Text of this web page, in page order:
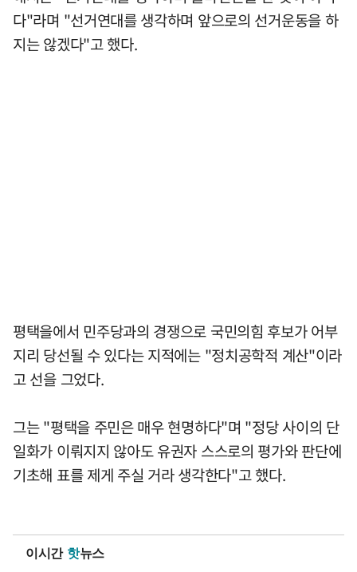
다"라며 "선거연대를 생각하며 앞으로의 선거운동을 하
지는 않겠다"고 했다.
평택을에서 민주당과의 경쟁으로 국민의힘 후보가 어부
지리 당선될 수 있다는 지적에는 "정치공학적 계산"이라
고 선을 그었다.
그는 "평택을 주민은 매우 현명하다"며 "정당 사이의 단
일화가 이뤄지지 않아도 유권자 스스로의 평가와 판단에
기초해 표를 제게 주실 거라 생각한다"고 했다.
이시간 핫뉴스